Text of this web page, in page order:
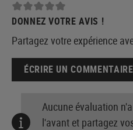
DONNEZ VOTRE AVIS !
Partagez votre expérience
ÉCRIRE UN COMMENTAIRE
Aucune évaluation
l'avant et partagez